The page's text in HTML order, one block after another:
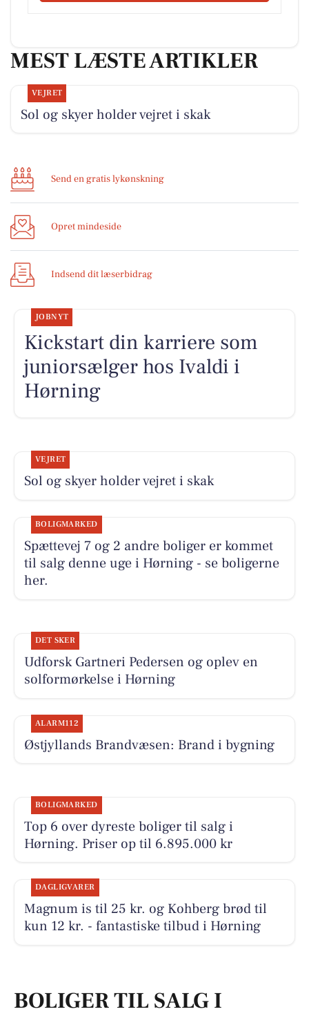
MEST LÆSTE ARTIKLER
VEJRET
Sol og skyer holder vejret i skak
Send en gratis lykønskning
Opret mindeside
Indsend dit læserbidrag
JOBNYT
Kickstart din karriere som
juniorsælger hos Ivaldi i
Hørning
VEJRET
Sol og skyer holder vejret i skak
BOLIGMARKED
Spættevej 7 og 2 andre boliger er kommet
til salg denne uge i Hørning - se boligerne
her.
DET SKER
Udforsk Gartneri Pedersen og oplev en
solformørkelse i Hørning
ALARM112
Østjyllands Brandvæsen: Brand i bygning
BOLIGMARKED
Top 6 over dyreste boliger til salg i
Hørning. Priser op til 6.895.000 kr
DAGLIGVARER
Magnum is til 25 kr. og Kohberg brød til
kun 12 kr. - fantastiske tilbud i Hørning
BOLIGER TIL SALG I